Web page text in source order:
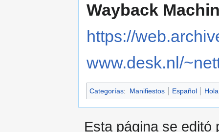
Wayback
https://
www.desk.nl/
Categorías: Manifiestos Español
Esta página se editó